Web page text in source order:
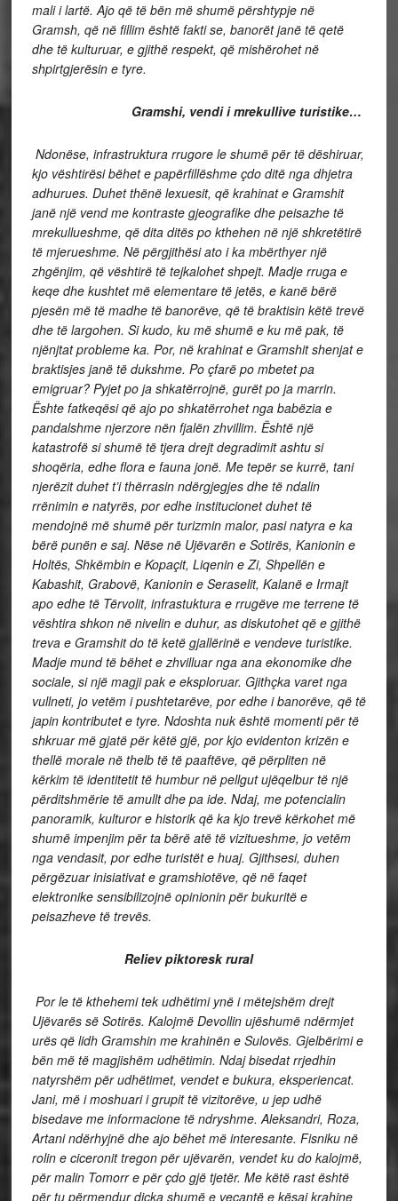
mali i lartë. Ajo që të bën më shumë përshtypje në
Gramsh, që në fillim është fakti se, banorët janë të qetë
dhe të kulturuar, e gjithë respekt, që mishërohet në
shpirtgjerësin e tyre.
Gramshi, vendi i mrekullive turistike…
Ndonëse, infrastruktura rrugore le shumë për të dëshiruar,
kjo vështirësi bëhet e papërfillëshme çdo ditë nga dhjetra
adhurues. Duhet thënë lexuesit, që krahinat e Gramshit
janë një vend me kontraste gjeografike dhe peisazhe të
mrekullueshme, që dita ditës po kthehen në një shkretëtirë
të mjerueshme. Në përgjithësi ato i ka mbërthyer një
zhgënjim, që vështirë të tejkalohet shpejt. Madje rruga e
keqe dhe kushtet më elementare të jetës, e kanë bërë
pjesën më të madhe të banorëve, që të braktisin këtë trevë
dhe të largohen. Si kudo, ku më shumë e ku më pak, të
njënjtat probleme ka. Por, në krahinat e Gramshit shenjat e
braktisjes janë të dukshme. Po çfarë po mbetet pa
emigruar? Pyjet po ja shkatërrojnë, gurët po ja marrin.
Ështe fatkeqësi që ajo po shkatërrohet nga babëzia e
pandalshme njerzore nën fjalën zhvillim. Është një
katastrofë si shumë të tjera drejt degradimit ashtu si
shoqëria, edhe flora e fauna jonë. Me tepër se kurrë, tani
njerëzit duhet t’i thërrasin ndërgjegjes dhe të ndalin
rrënimin e natyrës, por edhe institucionet duhet të
mendojnë më shumë për turizmin malor, pasi natyra e ka
bërë punën e saj. Nëse në Ujëvarën e Sotirës, Kanionin e
Holtës, Shkëmbin e Kopaçit, Liqenin e Zi, Shpellën e
Kabashit, Grabovë, Kanionin e Seraselit, Kalanë e Irmajt
apo edhe të Tërvolit, infrastuktura e rrugëve me terrene të
vështira shkon në nivelin e duhur, as diskutohet që e gjithë
treva e Gramshit do të ketë gjallërinë e vendeve turistike.
Madje mund të bëhet e zhvilluar nga ana ekonomike dhe
sociale, si një magji pak e eksploruar. Gjithçka varet nga
vullneti, jo vetëm i pushtetarëve, por edhe i banorëve, që të
japin kontributet e tyre. Ndoshta nuk është momenti për të
shkruar më gjatë për këtë gjë, por kjo evidenton krizën e
thellë morale në thelb të të paaftëve, që përpliten në
kërkim të identitetit të humbur në pellgut ujëqelbur të një
përditshmërie të amullt dhe pa ide. Ndaj, me potencialin
panoramik, kulturor e historik që ka kjo trevë kërkohet më
shumë impenjim për ta bërë atë të vizitueshme, jo vetëm
nga vendasit, por edhe turistët e huaj. Gjithsesi, duhen
përgëzuar inisiativat e gramshiotëve, që në faqet
elektronike sensibilizojnë opinionin për bukuritë e
peisazheve të trevës.
Reliev piktoresk rural
Por le të kthehemi tek udhëtimi ynë i mëtejshëm drejt
Ujëvarës së Sotirës. Kalojmë Devollin ujëshumë ndërmjet
urës që lidh Gramshin me krahinën e Sulovës. Gjelbërimi e
bën më të magjishëm udhëtimin. Ndaj bisedat rrjedhin
natyrshëm për udhëtimet, vendet e bukura, eksperiencat.
Jani, më i moshuari i grupit të vizitorëve, u jep udhë
bisedave me informacione të ndryshme. Aleksandri, Roza,
Artani ndërhyjnë dhe ajo bëhet më interesante. Fisniku në
rolin e ciceronit tregon për ujëvarën, vendet ku do kalojmë,
për malin Tomorr e për çdo gjë tjetër. Me këtë rast është
për tu përmendur diçka shumë e veçantë e kësaj krahine